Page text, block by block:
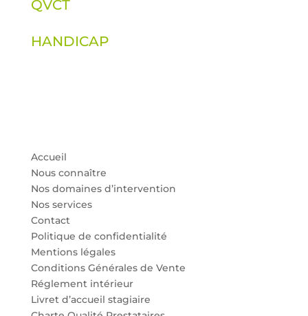
QVCT
HANDICAP
Accueil
Nous connaître
Nos domaines d’intervention
Nos services
Contact
Politique de confidentialité
Mentions légales
Conditions Générales de Vente
Réglement intérieur
Livret d’accueil stagiaire